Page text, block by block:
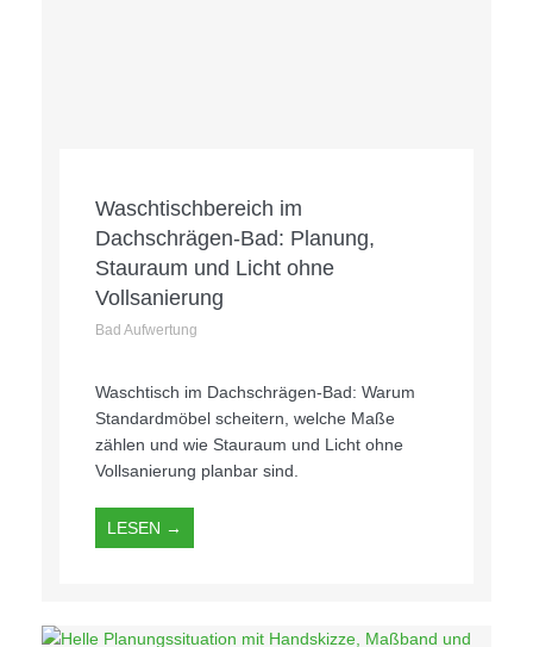
Waschtischbereich im
Dachschrägen-Bad: Planung,
Stauraum und Licht ohne
Vollsanierung
Bad Aufwertung
Waschtisch im Dachschrägen-Bad: Warum
Standardmöbel scheitern, welche Maße
zählen und wie Stauraum und Licht ohne
Vollsanierung planbar sind.
LESEN →